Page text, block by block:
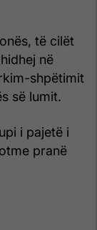
të cilët
në
shpëtimit
së lumit.
i pajetë i
pranë